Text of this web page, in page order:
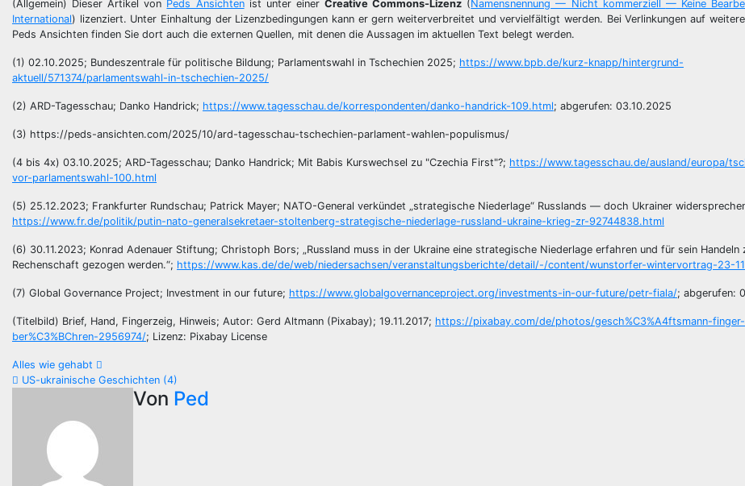
(Allgemein) Dieser Artikel von Peds Ansichtenist unter einerCreative Commons-Lizenz (Namensnennung — Nicht kommerziell —Keine
International) lizenziert. Unter Einhaltung der Lizenzbedingungen kann er gern weiterverbreitet und vervielfältigt werden. Bei Verlinkungen auf
Peds Ansichten finden Sie dort auch die externen Quellen, mit denen die Aussagen im aktuellen Text belegt werden.
(1) 02.10.2025; Bundeszentrale für politische Bildung; Parlamentswahl in Tschechien 2025; https://www.bpb.de/kurz-knapp/hintergrund-
aktuell/571374/parlamentswahl-in-tschechien-2025/
(2) ARD-Tagesschau; Danko Handrick; https://www.tagesschau.de/korrespondenten/danko-handrick-109.html; abgerufen: 03.10.2025
(3) https://peds-ansichten.com/2025/10/ard-tagesschau-tschechien-parlament-wahlen-populismus/
(4 bis 4x) 03.10.2025; ARD-Tagesschau; Danko Handrick; Mit Babis Kurswechsel zu "Czechia First"?; https://www.tagesschau.de/ausland/europa/
vor-parlamentswahl-100.html
(5) 25.12.2023; Frankfurter Rundschau; Patrick Mayer; NATO-General verkündet „strategische Niederlage“ Russlands — doch Ukrainer
https://www.fr.de/politik/putin-nato-generalsekretaer-stoltenberg-strategische-niederlage-russland-ukraine-krieg-zr-92744838.html
(6) 30.11.2023; Konrad Adenauer Stiftung; Christoph Bors; „Russland muss in der Ukraine eine strategische Niederlage erfahren und für sein Handeln
Rechenschaft gezogen werden.“; https://www.kas.de/de/web/niedersachsen/veranstaltungsberichte/detail/-/content/wunstorfer-wintervortrag-23-11
(7) Global Governance Project; Investment in our future; https://www.globalgovernanceproject.org/investments-in-our-future/petr-fiala/; abgerufen:
(Titelbild) Brief, Hand, Fingerzeig, Hinweis; Autor: Gerd Altmann (Pixabay); 19.11.2017; https://pixabay.com/de/photos/gesch%C3%A4ftsmann-finger-
ber%C3%BChren-2956974/; Lizenz: Pixabay License
Beitragsnavigation
Alles wie gehabt
US-ukrainische Geschichten (4)
Von Ped